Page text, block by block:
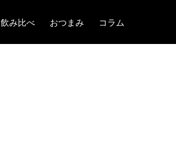
飲み比べ おつまみ コラム